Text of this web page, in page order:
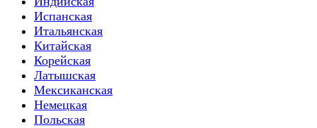
Испанская
Итальянская
Китайская
Корейская
Латышская
Мексиканская
Немецкая
Польская